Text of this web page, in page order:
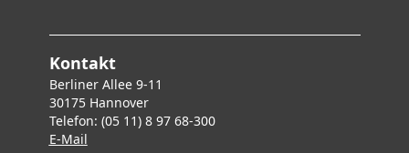
Kontakt
Berliner Allee 9-11
30175 Hannover
Telefon: (05 11) 8 97 68-300
E-Mail